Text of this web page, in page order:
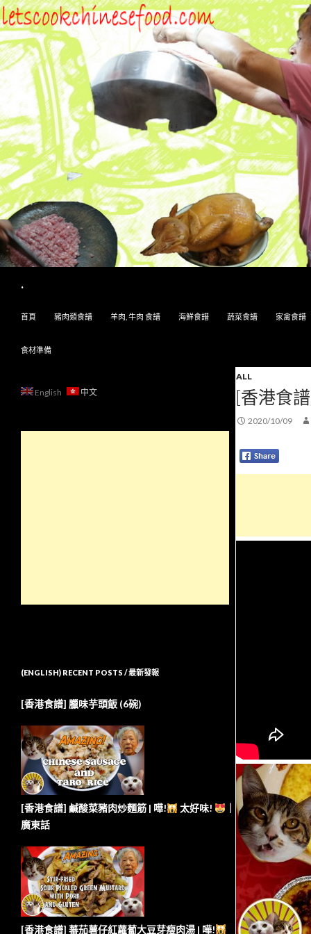
.
首頁
豬肉類食譜 羊肉, 牛肉 食譜 海鮮食譜 蔬菜食譜 家禽食譜
食材準備
ALL
[香港食
2020/10/09
English 中文
(ENGLISH) RECENT POSTS / 最新發報
[香港食譜] 臘味芋頭飯 (6碗)
[香港食譜] 鹹酸菜豬肉炒麵筋 | 嘩! 太好味!
廣東話
[香港食譜] 蕃茄薯仔紅蘿蔔大豆芽瘦肉湯 | 嘩!